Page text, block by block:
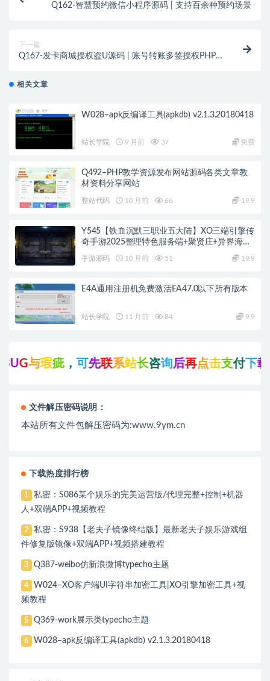
Q162-智慧预约微信小程序源码 | 支持百余种预约场景
下一篇
Q167-发卡商城授权盗U源码 | 账号转账多签授权PHP
相关文章
W028–apk反编译工具(apkdb) v2.1.3.20180418
站长学院 9 月前 37 免费
Q492–PHP教学资源发布网站源码各类文章教
材资料分享网站
整站代码 10 月前 66 19.9
Y545【铁血沉默三职业五大陆】XO三端引擎传
奇手游2025整理特色服务端+聚贤庄+异界海岛
+北方雪原+西部沙漠
手游源码 10 月前 51 19.9
E4A通用注册机免费激活EA47.0以下所有版本
站长学院 11 月前 84 9.9
G与瑕疵，可 先 联系站长咨询后 再点击支付下载!
文件解压密码说明：
本站所有文件包解压密码为:www.9ym.cn
下载热度排行榜
1
私密：S086某个娱乐的完美运营版/代理完整+控制+机器
人+双端APP+视频教程
2
私密：S938【老夫子镜像终结版】最新老夫子娱乐游戏组
件修复版镜像+双端APP+视频搭建教程
3 Q387-weibo仿新浪微博typecho主题
4
W024–XO客户端UI字符串加密工具|XO引擎加密工具+视
频教程
5 Q369-work展示类typecho主题
6 W028–apk反编译工具(apkdb) v2.1.3.20180418